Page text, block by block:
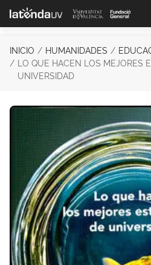
Saltar al contenido principal
INICIO HUMANIDADES
LO QUE HACEN LOS MEJORES
UNIVERSIDAD